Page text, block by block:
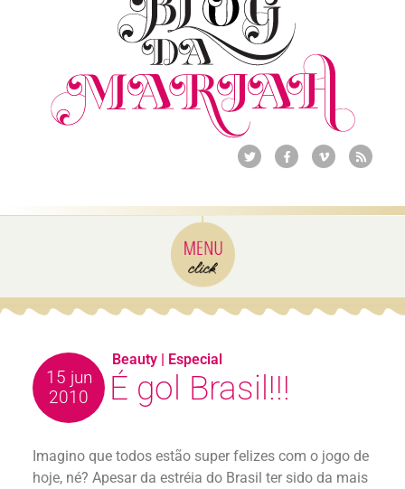
15 jun
2010
É gol Brasil!!!
Imagino que todos estão super felizes com o jogo de
hoje, né? Apesar da estréia do Brasil ter sido da mais
Beauty | Especial